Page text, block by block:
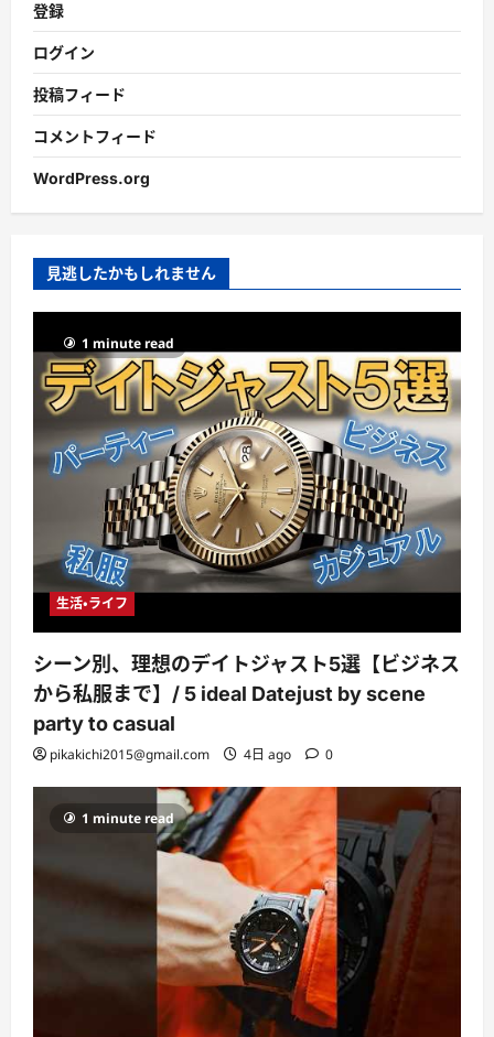
登録
ログイン
投稿フィード
コメントフィード
WordPress.org
見逃したかもしれません
1 minute read
生活・ライフ
シーン別、理想のデイトジャスト5選【ビジネス
から私服まで】/ 5 ideal Datejust by scene
party to casual
pikakichi2015@gmail.com 4日 ago 0
1 minute read